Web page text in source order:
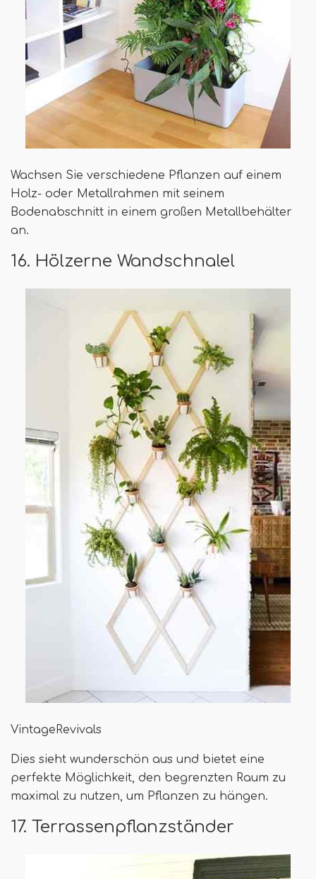
Wachsen Sie verschiedene Pflanzen auf einem
Holz- oder Metallrahmen mit seinem
Bodenabschnitt in einem großen Metallbehälter
an.
16. Hölzerne Wandschnalel
VintageRevivals
Dies sieht wunderschön aus und bietet eine
perfekte Möglichkeit, den begrenzten Raum zu
maximal zu nutzen, um Pflanzen zu hängen.
17. Terrassenpflanzständer